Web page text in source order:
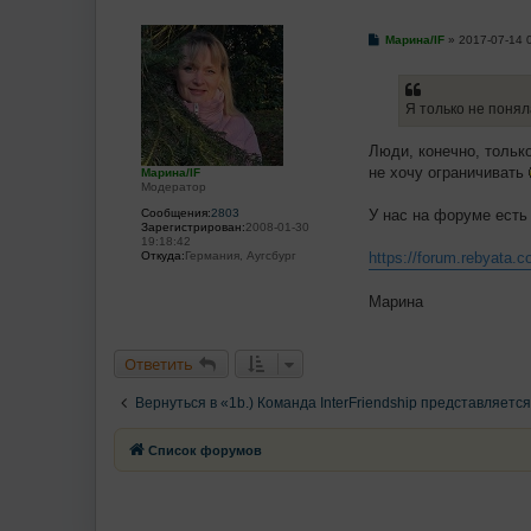
Марина/IF
Модератор
Сообщения:2803
Зарегистрирован:2008-01-30
19:18:42
Откуда:Германия, Аугсбург
С
е
Марина/IF » 2017-07-14
Я только не
Люди, конечно,
не хочу ограничивать
У нас на форуме
https://
Марина
Ответить
Вернуться в «1b.) Команда InterFriendship
Список форумов